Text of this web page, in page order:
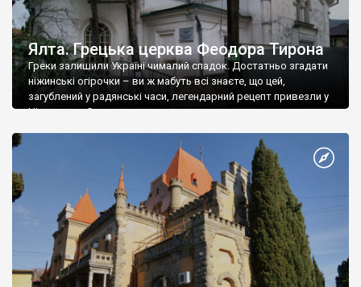
Ялта. Грецька церква Феодора Тирона
Греки залишили Україні чималий спадок. Достатньо згадати
ніжинські огірочки – ви ж мабуть всі знаєте, що цей,
загублений у радянські часи, легендарний рецепт привезли у
Ніжин греки?